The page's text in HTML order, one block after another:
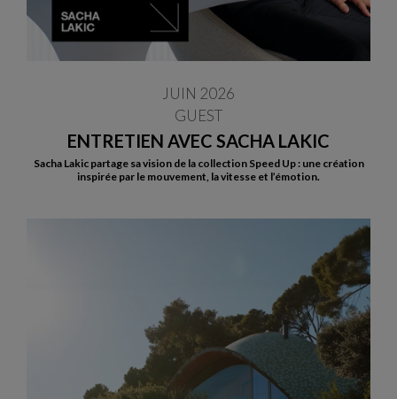
ENTRETIEN AVEC SACHA LAKIC
JUIN 2026
GUEST
Sacha Lakic partage sa vision de la collection Speed Up : une création
inspirée par le mouvement, la vitesse et l’émotion.